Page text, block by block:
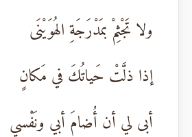
ولا تَجْثِمْ بمَدْرَجَةِ الهُوَيْنَى
إذا ذلَّتْ حَياتُكَ في مَكانٍ
أبى لي أن أُضامَ أبي ونَفْسي